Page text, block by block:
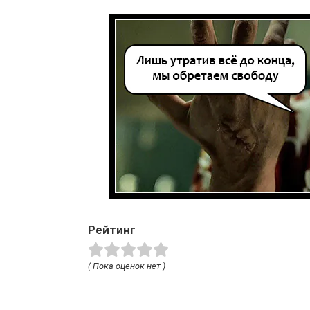
Рейтинг
( Пока оценок нет )